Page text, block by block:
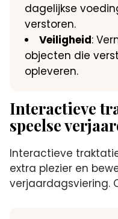
dagelijkse
verstoren.​
Veiligheid:
objecten die
opleveren.​
Interactieve
speelse
Interactieve
extra plezier en
verjaardagsviering.​